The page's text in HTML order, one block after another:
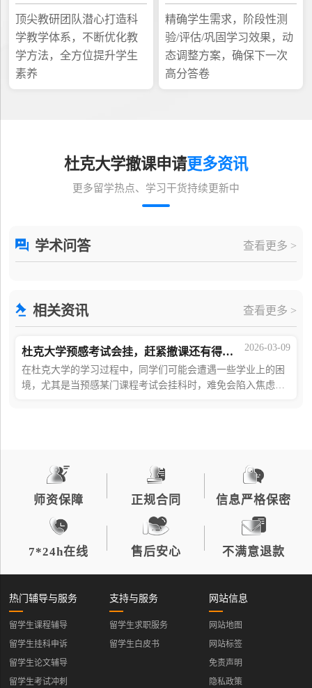
顶尖教研团队潜心打造科
学教学体系，不断优化教
学方法，全方位提升学生
素养
精确学生需求，阶段性测
验/评估/巩固学习效果，动
态调整方案，确保下一次
高分答卷
杜克大学撤课申请更多资讯
更多留学热点、学习干货持续更新中
学术问答 查看更多 >
相关资讯 查看更多 >
2026-03-09
杜克大学预感考试会挂，赶紧撤课还有得救！
在杜克大学的学习过程中，同学们可能会遭遇一些学业上的困
境，尤其是当预感某门课程考试会挂科时，难免会陷入焦虑与
师资保障 正规合同 信息严格保密
7*24h在线 售后安心 不满意退款
热门辅导与服务
留学生课程辅导
留学生挂科申诉
留学生论文辅导
留学生考试冲刺
支持与服务
留学生求职服务
留学生白皮书
网站信息
网站地图
网站标签
免责声明
隐私政策